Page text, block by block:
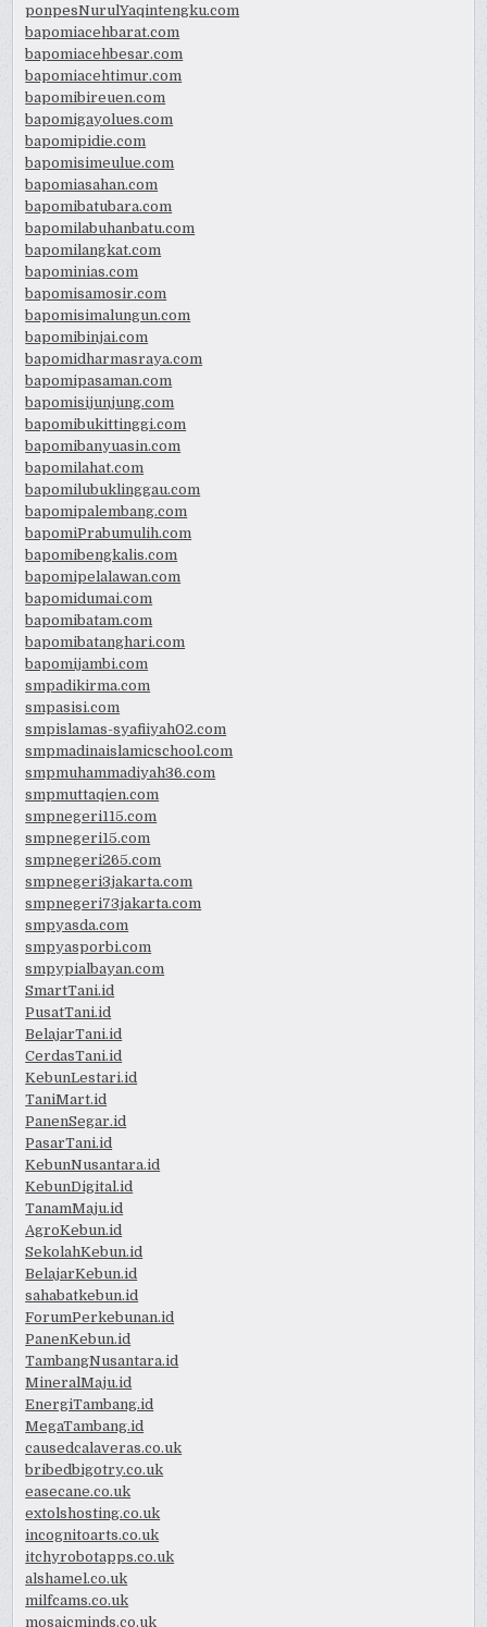
ponpesNurulYaqintengku.com
bapomiacehbarat.com
bapomiacehbesar.com
bapomiacehtimur.com
bapomibireuen.com
bapomigayolues.com
bapomipidie.com
bapomisimeulue.com
bapomiasahan.com
bapomibatubara.com
bapomilabuhanbatu.com
bapomilangkat.com
bapominias.com
bapomisamosir.com
bapomisimalungun.com
bapomibinjai.com
bapomidharmasraya.com
bapomipasaman.com
bapomisijunjung.com
bapomibukittinggi.com
bapomibanyuasin.com
bapomilahat.com
bapomilubuklinggau.com
bapomipalembang.com
bapomiPrabumulih.com
bapomibengkalis.com
bapomipelalawan.com
bapomidumai.com
bapomibatam.com
bapomibatanghari.com
bapomijambi.com
smpadikirma.com
smpasisi.com
smpislamas-syafiiyah02.com
smpmadinaislamicschool.com
smpmuhammadiyah36.com
smpmuttaqien.com
smpnegeri115.com
smpnegeri15.com
smpnegeri265.com
smpnegeri3jakarta.com
smpnegeri73jakarta.com
smpyasda.com
smpyasporbi.com
smpypialbayan.com
SmartTani.id
PusatTani.id
BelajarTani.id
CerdasTani.id
KebunLestari.id
TaniMart.id
PanenSegar.id
PasarTani.id
KebunNusantara.id
KebunDigital.id
TanamMaju.id
AgroKebun.id
SekolahKebun.id
BelajarKebun.id
sahabatkebun.id
ForumPerkebunan.id
PanenKebun.id
TambangNusantara.id
MineralMaju.id
EnergiTambang.id
MegaTambang.id
causedcalaveras.co.uk
bribedbigotry.co.uk
easecane.co.uk
extolshosting.co.uk
incognitoarts.co.uk
itchyrobotapps.co.uk
alshamel.co.uk
milfcams.co.uk
mosaicminds.co.uk